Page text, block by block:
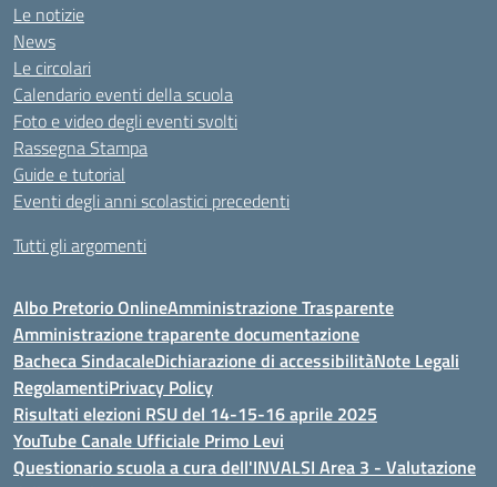
Le notizie
News
Le circolari
Calendario eventi della scuola
Foto e video degli eventi svolti
Rassegna Stampa
Guide e tutorial
Eventi degli anni scolastici precedenti
Tutti gli argomenti
Albo Pretorio OnlineAmministrazione Trasparente
Amministrazione traparente documentazione
Bacheca SindacaleDichiarazione di accessibilitàNote Legali
RegolamentiPrivacy Policy
Risultati elezioni RSU del 14-15-16 aprile 2025
YouTube Canale Ufficiale Primo Levi
Questionario scuola a cura dell'INVALSI Area 3 - Valutazione